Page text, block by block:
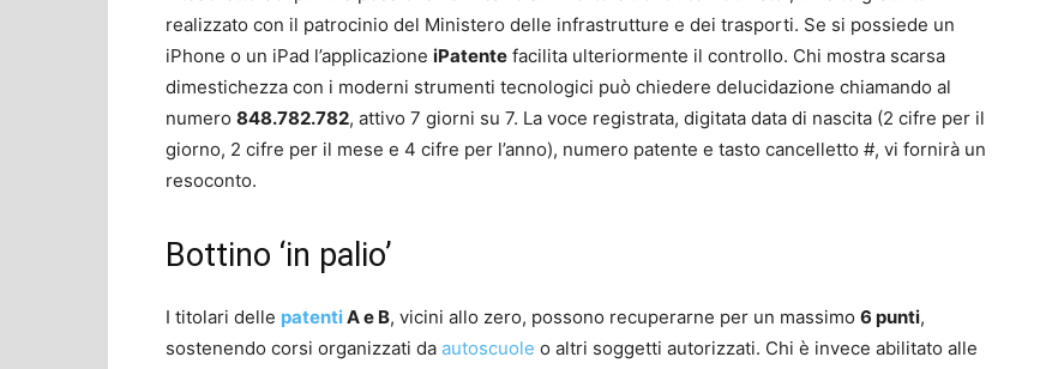
realizzato con il patrocinio del Ministero delle infrastrutture e dei trasporti. Se si possiede un
iPhone o un iPad l’applicazione iPatente facilita ulteriormente il controllo. Chi mostra scarsa
dimestichezza con i moderni strumenti tecnologici può chiedere delucidazione chiamando al
numero 848.782.782, attivo 7 giorni su 7. La voce registrata, digitata data di nascita (2 cifre per il
giorno, 2 cifre per il mese e 4 cifre per l’anno), numero patente e tasto cancelletto #, vi fornirà un
resoconto.
Bottino ‘in palio’
I titolari delle patentiA e B, vicini allo zero, possono recuperarne per un massimo 6 punti,
sostenendo corsi organizzati da autoscuole o altri soggetti autorizzati. Chi è invece abilitato alle